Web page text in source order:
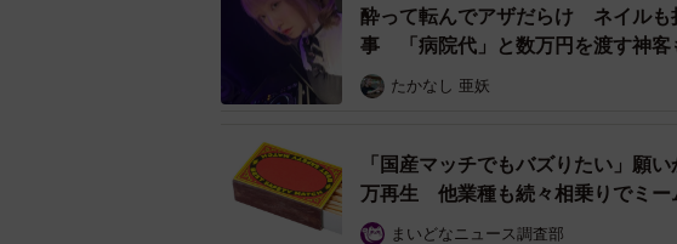
――復旧が進む様子をSNSで公開したことで、たく
酔って転んでアザだらけ ネイル
事 「病院代」と数万円を渡す神客
たかなし 亜妖
「国産マッチでもバズりたい」願
万再生 他業種も続々相乗りでミー
まいどなニュース調査部